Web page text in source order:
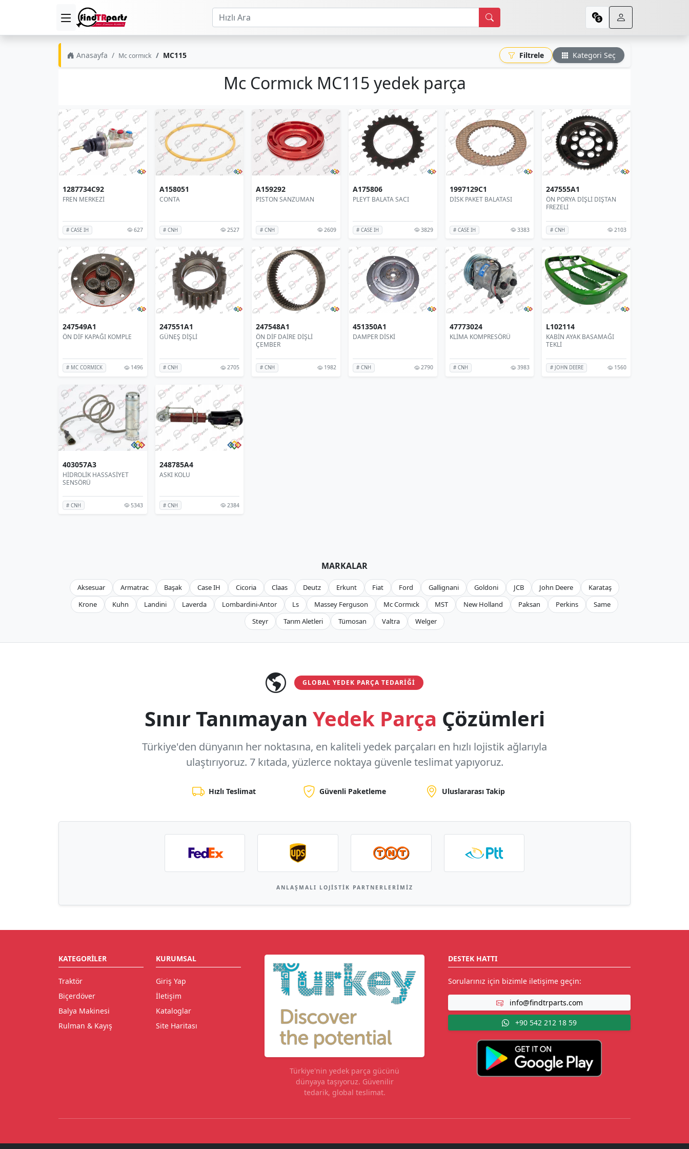
Anasayfa Mc cormıck MC115 Filtrele Kategori Seç
Mc Cormıck MC115 yedek parça
1287734C92
FREN MERKEZİ
# CASE IH 627
A158051
CONTA
# CNH 2527
A159292
PISTON SANZUMAN
# CNH 2609
A175806
PLEYT BALATA SACI
# CASE IH 3829
1997129C1
DİSK PAKET BALATASI
# CASE IH 3383
247555A1
ÖN PORYA DİŞLİ DIŞTAN
FREZELİ
# CNH 2103
247549A1
ÖN DİF KAPAĞI KOMPLE
# MC CORMICK 1496
247551A1
GÜNEŞ DİŞLİ
# CNH 2705
247548A1
ÖN DİF DAİRE DİŞLİ
ÇEMBER
# CNH 1982
451350A1
DAMPER DİSKİ
# CNH 2790
47773024
KLİMA KOMPRESÖRÜ
# CNH 3983
L102114
KABİN AYAK BASAMAĞI
TEKLİ
# JOHN DEERE 1560
403057A3
HİDROLİK HASSASİYET
SENSÖRÜ
# CNH 5343
248785A4
ASKI KOLU
# CNH 2384
MARKALAR
Aksesuar Armatrac Başak Case IH Cicoria Claas Deutz Erkunt Fiat Ford Gallignani Goldoni JCB John Deere
Karataş
Krone
Kuhn Landini Laverda Lombardini-Antor Ls Massey Ferguson Mc Cormıck MST New Holland Paksan Perkins
Same
Steyr
Tarım Aletleri Tümosan Valtra Welger
GLOBAL YEDEK PARÇA TEDARIĞI
Sınır Tanımayan Yedek Parça Çözümleri
Türkiye'den dünyanın her noktasına, en kaliteli yedek parçaları en hızlı lojistik ağlarıyla
ulaştırıyoruz. 7 kıtada, yüzlerce noktaya güvenle teslimat yapıyoruz.
Hızlı Teslimat Güvenli Paketleme Uluslararası Takip
ANLAŞMALI LOJISTIK PARTNERLERIMIZ
KATEGORILER
Traktör
Biçerdöver
Balya Makinesi
Rulman & Kayış
KURUMSAL
Giriş Yap
İletişim
Kataloglar
Site Haritası
Türkiye'nin yedek parça gücünü
dünyaya taşıyoruz. Güvenilir
tedarik, global teslimat.
DESTEK HATTI
Sorularınız için bizimle iletişime geçin:
info@findtrparts.com
+90 542 212 18 59